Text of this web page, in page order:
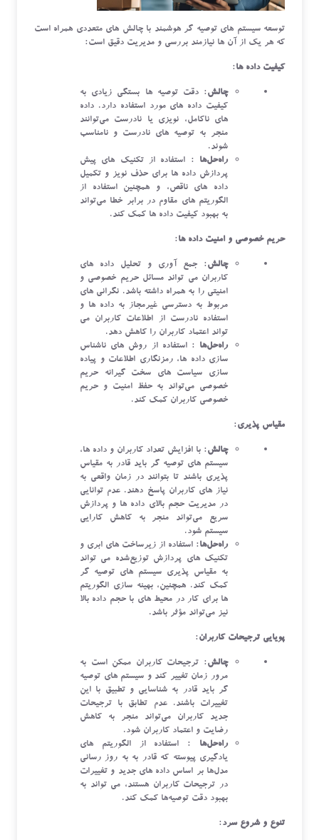
توسعه سیستم ‌های توصیه ‌گر هوشمند با چالش‌ های متعددی همراه است
که هر یک از آن ‌ها نیازمند بررسی و مدیریت دقیق است:
کیفیت داده ‌ها:
چالش: دقت توصیه ‌ها بستگی زیادی به
کیفیت داده ‌های مورد استفاده دارد. داده‌
های ناکامل، نویزی یا نادرست می‌توانند
منجر به توصیه‌ های نادرست و نامناسب
شوند.
راه‌حل‌ها : استفاده از تکنیک ‌های پیش
‌پردازش داده ‌ها برای حذف نویز و تکمیل
داده‌ های ناقص، و همچنین استفاده از
الگوریتم ‌های مقاوم در برابر خطا می‌تواند
به بهبود کیفیت داده ‌ها کمک کند.
حریم خصوصی و امنیت داده ‌ها:
چالش: جمع ‌آوری و تحلیل داده‌ های
کاربران می ‌تواند مسائل حریم خصوصی و
امنیتی را به همراه داشته باشد. نگرانی ‌های
مربوط به دسترسی غیرمجاز به داده ‌ها و
استفاده نادرست از اطلاعات کاربران می
‌تواند اعتماد کاربران را کاهش دهد.
راه‌حل‌ها : استفاده از روش‌ های ناشناس
‌سازی داده ‌ها، رمزنگاری اطلاعات و پیاده
‌سازی سیاست‌ های سخت‌ گیرانه حریم
خصوصی می‌تواند به حفظ امنیت و حریم
خصوصی کاربران کمک کند.
مقیاس ‌پذیری:
چالش: با افزایش تعداد کاربران و داده ‌ها،
سیستم‌ های توصیه‌ گر باید قادر به مقیاس
‌پذیری باشند تا بتوانند در زمان واقعی به
نیاز های کاربران پاسخ دهند. عدم توانایی
در مدیریت حجم بالای داده ‌ها و پردازش
سریع می‌تواند منجر به کاهش کارایی
سیستم شود.
راه‌حل‌ها: استفاده از زیرساخت ‌های ابری و
تکنیک ‌های پردازش توزیع‌شده می‌ تواند
به مقیاس ‌پذیری سیستم ‌های توصیه ‌گر
کمک کند. همچنین، بهینه ‌سازی الگوریتم
‌ها برای کار در محیط ‌های با حجم داده بالا
نیز می‌تواند مؤثر باشد.
پویایی ترجیحات کاربران:
چالش: ترجیحات کاربران ممکن است به
مرور زمان تغییر کند و سیستم ‌های توصیه
‌گر باید قادر به شناسایی و تطبیق با این
تغییرات باشند. عدم تطابق با ترجیحات
جدید کاربران می‌تواند منجر به کاهش
رضایت و اعتماد کاربران شود.
راه‌حل‌ها
: استفاده از الگوریتم‌ های
یادگیری پیوسته که قادر به به ‌روز رسانی
مدل‌ها بر اساس داده ‌های جدید و تغییرات
در ترجیحات کاربران هستند، می ‌تواند به
بهبود دقت توصیه‌ها کمک کند.
تنوع و شروع سرد: